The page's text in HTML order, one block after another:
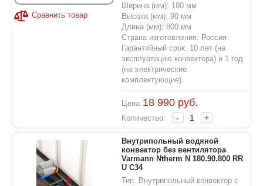
Сравнить товар
Ширина (мм): 180 мм
Высота (мм): 90 мм
Длина (мм): 800 мм
Страна изготовления: Россия
Гарантийный срок: 10 лет (на
эксплуатацию конвектора) и 1 год
(на электрические
комплектующие).
Цена 18 990руб.
Количество: - +
Внутрипольный водяной
конвектор без вентилятора
Varmann Ntherm N 180.90.800 RR
U C34
Тип: Внутрипольный конвектор с